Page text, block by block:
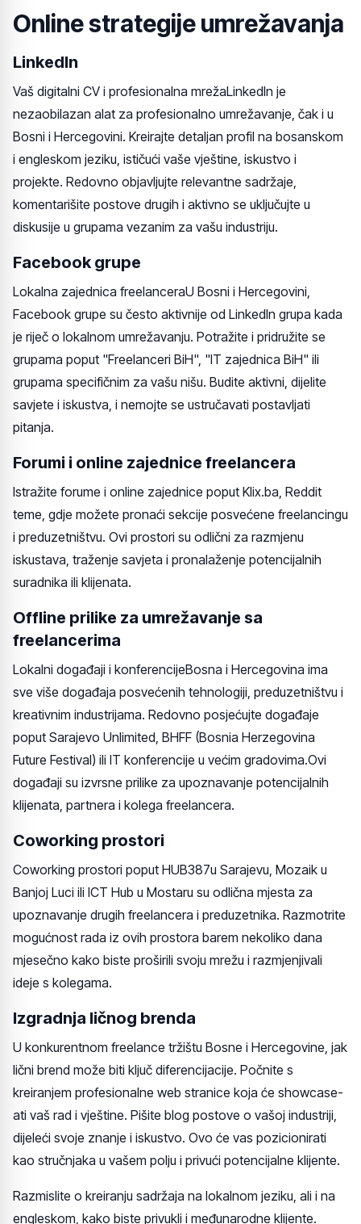
Online strategije umrežavanja
LinkedIn
Vaš digitalni CV i profesionalna mrežaLinkedIn je
nezaobilazan alat za profesionalno umrežavanje, čak i u
Bosni i Hercegovini. Kreirajte detaljan profil na bosanskom
i engleskom jeziku, ističući vaše vještine, iskustvo i
projekte. Redovno objavljujte relevantne sadržaje,
komentarišite postove drugih i aktivno se uključujte u
diskusije u grupama vezanim za vašu industriju.
Facebook grupe
Lokalna zajednica freelanceraU Bosni i Hercegovini,
Facebook grupe su često aktivnije od LinkedIn grupa kada
je riječ o lokalnom umrežavanju. Potražite i pridružite se
grupama poput "Freelanceri BiH", "IT zajednica BiH" ili
grupama specifičnim za vašu nišu. Budite aktivni, dijelite
savjete i iskustva, i nemojte se ustručavati postavljati
pitanja.
Forumi i online zajednice freelancera
Istražite forume i online zajednice poput Klix.ba, Reddit
teme, gdje možete pronaći sekcije posvećene freelancingu
i preduzetništvu. Ovi prostori su odlični za razmjenu
iskustava, traženje savjeta i pronalaženje potencijalnih
suradnika ili klijenata.
Offline prilike za umrežavanje sa
freelancerima
Lokalni događaji i konferencijeBosna i Hercegovina ima
sve više događaja posvećenih tehnologiji, preduzetništvu i
kreativnim industrijama. Redovno posjećujte događaje
poput Sarajevo Unlimited, BHFF (Bosnia Herzegovina
Future Festival) ili IT konferencije u većim gradovima.Ovi
događaji su izvrsne prilike za upoznavanje potencijalnih
klijenata, partnera i kolega freelancera.
Coworking prostori
Coworking prostori poput HUB387u Sarajevu, Mozaik u
Banjoj Luci ili ICT Hub u Mostaru su odlična mjesta za
upoznavanje drugih freelancera i preduzetnika. Razmotrite
mogućnost rada iz ovih prostora barem nekoliko dana
mjesečno kako biste proširili svoju mrežu i razmjenjivali
ideje s kolegama.
Izgradnja ličnog brenda
U konkurentnom freelance tržištu Bosne i Hercegovine, jak
lični brend može biti ključ diferencijacije. Počnite s
kreiranjem profesionalne web stranice koja će showcase-
ati vaš rad i vještine. Pišite blog postove o vašoj industriji,
dijeleći svoje znanje i iskustvo. Ovo će vas pozicionirati
kao stručnjaka u vašem polju i privući potencijalne klijente.
Razmislite o kreiranju sadržaja na lokalnom jeziku, ali i na
engleskom, kako biste privukli i međunarodne klijente.